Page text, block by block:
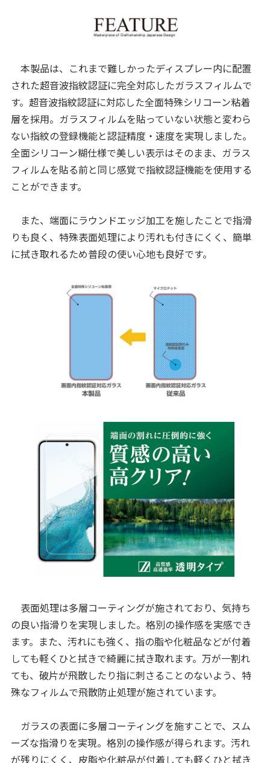
本製品は、これまで難しかったディスプレー内に配置
された超音波指紋認証に完全対応したガラスフィルムで
す。超音波指紋認証に対応した全面特殊シリコーン粘着
層を採用。ガラスフィルムを貼っていない状態と変わら
ない指紋の登録機能と認証精度・速度を実現しました。
全面シリコーン糊仕様で美しい表示はそのまま、ガラス
フィルムを貼る前と同じ感覚で指紋認証機能を使用する
ことができます。
また、端面にラウンドエッジ加工を施したことで指滑
りも良く、特殊表面処理により汚れも付きにくく、簡単
に拭き取れるため普段の使い心地も良好です。
表面処理は多層コーティングが施されており、気持ち
の良い指滑りを実現しました。格別の操作感を実感でき
ます。また、汚れにも強く、指の脂や化粧品などが付着
しても軽くひと拭きで綺麗に拭き取れます。万が一割れ
ても、破片が飛散したり指に刺さることのないよう、特
殊なフィルムで飛散防止処理が施されています。
ガラスの表面に多層コーティングを施すことで、スム
ーズな指滑りを実現。格別の操作感が得られます。汚れ
が残りにくく、皮脂や化粧品が付着しても軽くひと拭き